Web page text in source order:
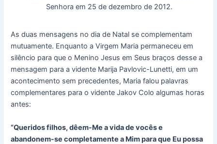
Senhora em 25 de dezembro de 2012.
As duas mensagens no dia de Natal se complementam
mutuamente. Enquanto a Virgem Maria permaneceu em
silêncio para que o Menino Jesus em Seus braços desse a
mensagem para a vidente Marija Pavlovic-Lunetti, em um
acontecimento sem precedentes, Maria falou palavras
complementares para o vidente Jakov Colo algumas horas
antes:
“Queridos filhos, dêem-Me a vida de vocês e
abandonem-se completamente a Mim para que Eu possa